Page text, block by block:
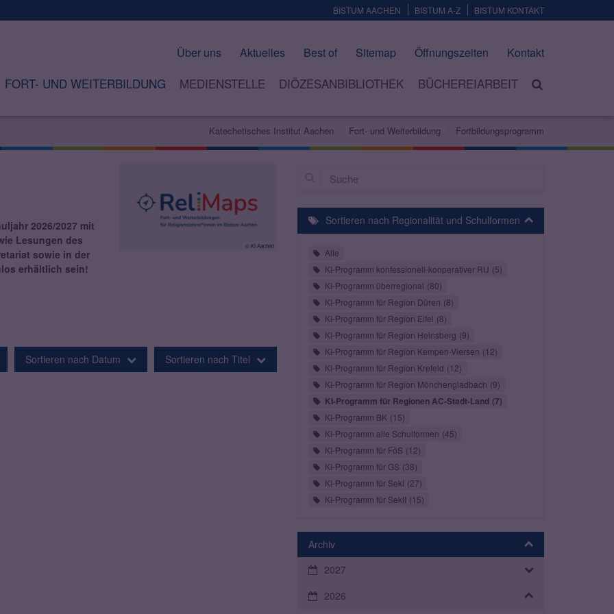
BISTUM AACHEN BISTUM A-Z BISTUM KONTAKT
Über uns Aktuelles Best of Sitemap Öffnungszeiten Kontakt
FORT- UND WEITERBILDUNG MEDIENSTELLE DIÖZESANBIBLIOTHEK BÜCHEREIARBEIT
Katechetisches Institut Aachen Fort- und Weiterbildung Fortbildungsprogramm
2026/2027 mit
Lesungen des
sowie in der
erhältlich sein!
© KI Aachen
Sortieren nach Datum Sortieren nach Titel
Sortieren nach Regionalität und Schulformen
Alle
KI-Programm konfessionell-kooperativer RU 5
KI-Programm überregional 80
KI-Programm für Region Düren 8
KI-Programm für Region Eifel 8
KI-Programm für Region Heinsberg 9
KI-Programm für Region Kempen-Viersen
12
KI-Programm für Region Krefeld
12
KI-Programm für Region Mönchengladbach 9
KI-Programm für Regionen AC-Stadt-Land 7
KI-Programm BK
15
KI-Programm alle Schulformen 45
KI-Programm für FöS
12
KI-Programm für GS 38
KI-Programm für SekI 27
KI-Programm für SekII
15
Archiv
2027
2026